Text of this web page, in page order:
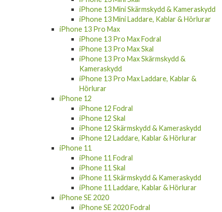
iPhone 13 Mini Skärmskydd & Kameraskydd
iPhone 13 Mini Laddare, Kablar & Hörlurar
iPhone 13 Pro Max
iPhone 13 Pro Max Fodral
iPhone 13 Pro Max Skal
iPhone 13 Pro Max Skärmskydd &
Kameraskydd
iPhone 13 Pro Max Laddare, Kablar &
Hörlurar
iPhone 12
iPhone 12 Fodral
iPhone 12 Skal
iPhone 12 Skärmskydd & Kameraskydd
iPhone 12 Laddare, Kablar & Hörlurar
iPhone 11
iPhone 11 Fodral
iPhone 11 Skal
iPhone 11 Skärmskydd & Kameraskydd
iPhone 11 Laddare, Kablar & Hörlurar
iPhone SE 2020
iPhone SE 2020 Fodral